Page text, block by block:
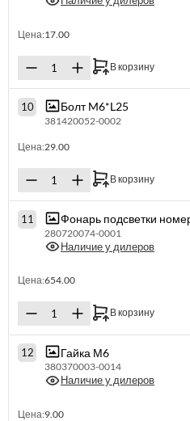
Цена:17.00
В корзину
10 Болт M6*L25
381420052-0002
Цена:29.00
В корзину
11 Фонарь подсветки
280720074-0001
Наличие у дилеров
Цена:654.00
В корзину
12 Гайка М6
380370003-0014
Наличие у дилеров
Цена:9.00